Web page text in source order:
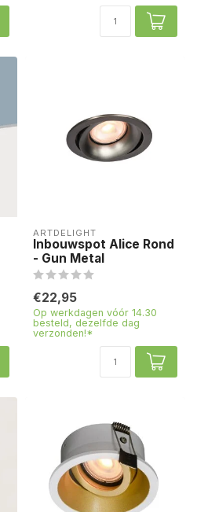
ARTDELIGHT
Inbouwspot Alice Rond
- Gun Metal
€22,95
Op werkdagen vóór 14.30
besteld, dezelfde dag
verzonden!*